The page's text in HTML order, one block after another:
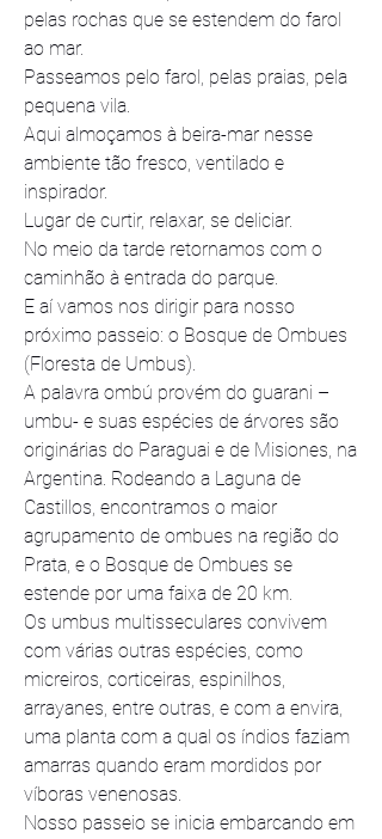
pelas rochas que se estendem do farol
ao mar.
Passeamos pelo farol, pelas praias, pela
pequena vila.
Aqui almoçamos à beira-mar nesse
ambiente tão fresco, ventilado e
inspirador.
Lugar de curtir, relaxar, se deliciar.
No meio da tarde retornamos com o
caminhão à entrada do parque.
E aí vamos nos dirigir para nosso
próximo passeio: o Bosque de Ombues
(Floresta de Umbus).
A palavra ombú provém do guarani –
umbu- e suas espécies de árvores são
originárias do Paraguai e de Misiones, na
Argentina. Rodeando a Laguna de
Castillos, encontramos o maior
agrupamento de ombues na região do
Prata, e o Bosque de Ombues se
estende por uma faixa de 20 km.
Os umbus multisseculares convivem
com várias outras espécies, como
micreiros, corticeiras, espinilhos,
arrayanes, entre outras, e com a envira,
uma planta com a qual os índios faziam
amarras quando eram mordidos por
víboras venenosas.
Nosso passeio se inicia embarcando em